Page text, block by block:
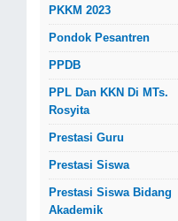
PKKM 2023
Pondok Pesantren
PPDB
PPL Dan KKN Di MTs.
Rosyita
Prestasi Guru
Prestasi Siswa
Prestasi Siswa Bidang
Akademik